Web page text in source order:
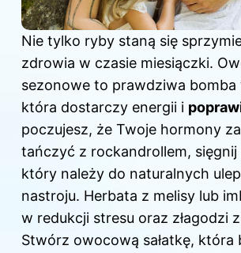
Nie tylko ryby staną się
zdrowia w czasie miesiączki.
sezonowe to prawdziwa bomba
która dostarczy energii i
poczujesz, że Twoje hormony
tańczyć z rockandrollem,
który należy do naturalnych
nastroju. Herbata z melisy lub
w redukcji stresu oraz złagodzi
Stwórz owocową sałatkę, która